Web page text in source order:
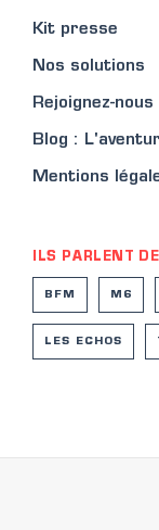
Kit presse
Nos solutions
Rejoignez-nous
Blog :
Mentions
ILS PARLENT
BFM M6
LES ECHOS